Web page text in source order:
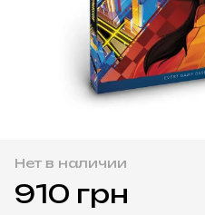
Нет в наличии
910 грн